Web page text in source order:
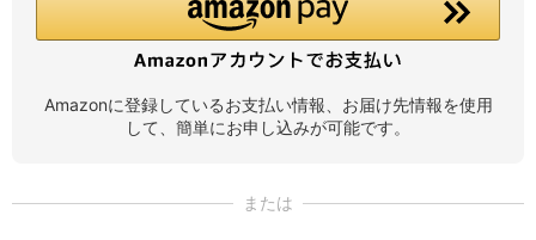
Amazonに登録しているお支払い情報、お届け先情報を使用
して、簡単にお申し込みが可能です。
または